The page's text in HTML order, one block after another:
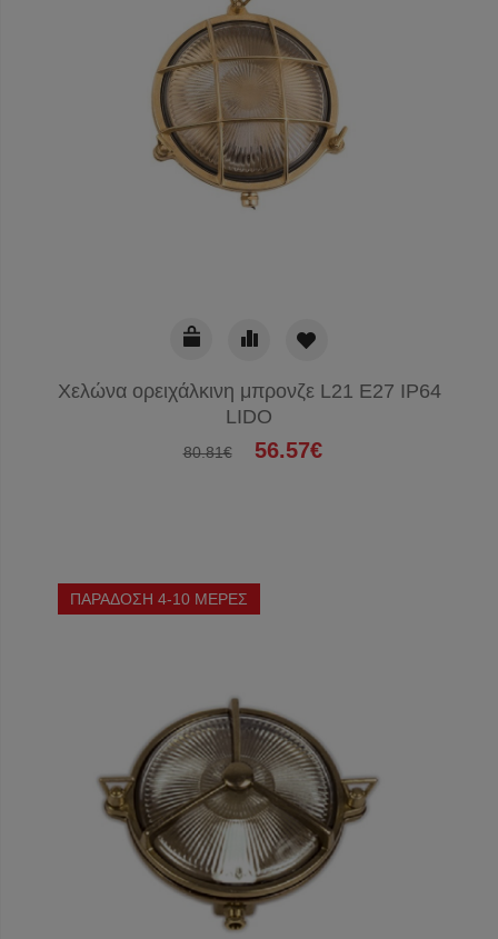
Χελώνα ορειχάλκινη μπρονζε L21 E27 IP64
LIDO
80.81€ 56.57€
ΠΑΡΑΔΟΣΗ 4-10 ΜΕΡΕΣ